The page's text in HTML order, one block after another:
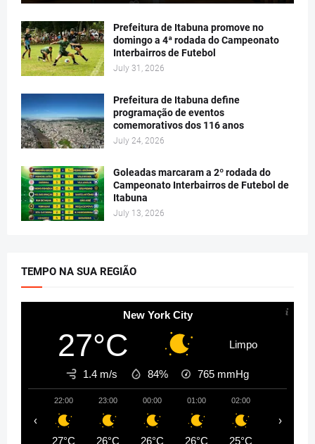
Prefeitura de Itabuna promove no
domingo a 4ª rodada do Campeonato
Interbairros de Futebol
July 31, 2026
Prefeitura de Itabuna define
programação de eventos
comemorativos dos 116 anos
July 24, 2026
Goleadas marcaram a 2º rodada do
Campeonato Interbairros de Futebol de
Itabuna
July 13, 2026
TEMPO NA SUA REGIÃO
New York City
27°C Limpo
1.4 m/s 84% 765 mmHg
22:00
27°C
23:00
26°C
00:00
26°C
01:00
26°C
02:00
25°C
‹ ›